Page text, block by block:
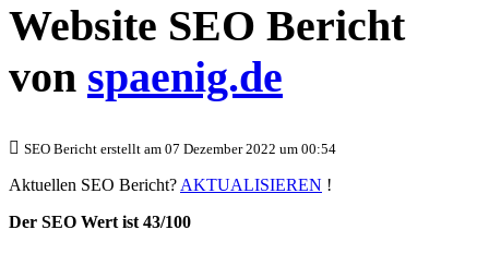
Website SEO Bericht
von spaenig.de
SEO Bericht erstellt am 07 Dezember 2022 um 00:54
Aktuellen SEO Bericht? AKTUALISIEREN !
Der SEO Wert ist 43/100